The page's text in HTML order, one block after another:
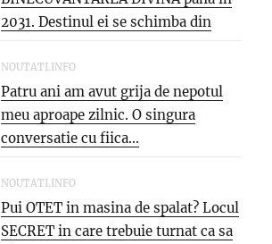
2031. Destinul ei se schimba din
temelii,...
NOUTATI.INFO
Patru ani am avut grija de nepotul
meu aproape zilnic. O singura
conversatie cu fiica...
NOUTATI.INFO
Pui OTET in masina de spalat? Locul
SECRET in care trebuie turnat ca sa